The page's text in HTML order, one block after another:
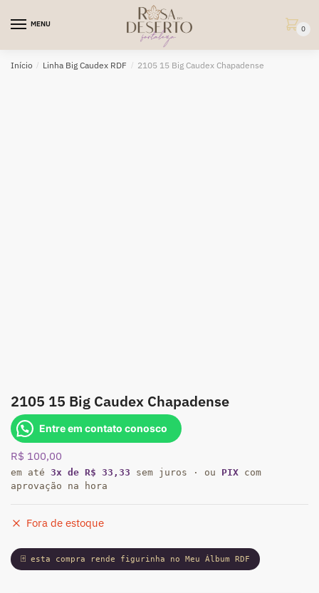
MENU
0
Início / Linha Big Caudex RDF / 2105 15 Big Caudex Chapadense
2105 15 Big Caudex Chapadense
Entre em contato conosco
R$ 100,00
em até 3x de R$ 33,33 sem juros · ou PIX com
aprovação na hora
Fora de estoque
🃏 esta compra rende figurinha no Meu Álbum RDF